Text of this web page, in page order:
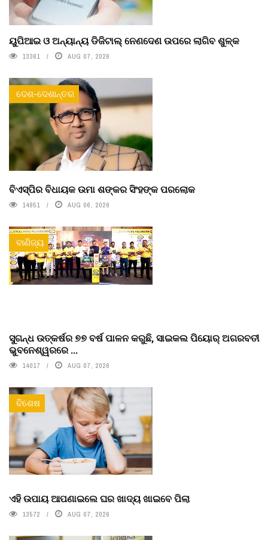
ୟୁପିଆଇ ଓ ଅନ୍ୟାନ୍ୟ ଡିଜିଟାଲ୍ ନେଣଦେଣ ଉପରେ ଲାଗିବ ଶୁଳ୍କ
13361 AUG 07, 2026
ଦେଶ-ଦେଶାନ୍ତର
ବିଏସ୍‌ପିର ବିଧାୟକ ଉମା ଶଙ୍କର ସିଂହଙ୍କ ପରଲୋକ
14951 AUG 06, 2026
ବାଣିଜ୍ୟ
ସୁଗନ୍ଧ ଉତ୍କର୍ଷର ୭୭ ବର୍ଷ ପାଳନ କରୁଛି, ସାଇକଲ ପିୟୋର୍‌ ଅଗରବତୀ
ଭୁବନେଶ୍ୱରରେ ...
14017 AUG 07, 2026
ବିଶେଷ
ଏହି ଉପାୟ ଆପଣାଇଲେ ଘର ଖାଦ୍ୟ ଖାଇବେ ପିଲା
13572 AUG 07, 2026